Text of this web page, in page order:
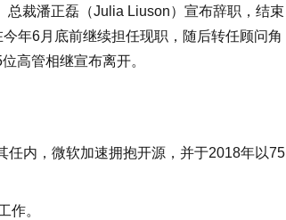
裁潘正磊（Julia Liuson）宣布辞职，结束
年6月底前继续担任现职，随后转任顾问角
高管相继宣布离开。
任内，微软加速拥抱开源，并于2018年以75
作。